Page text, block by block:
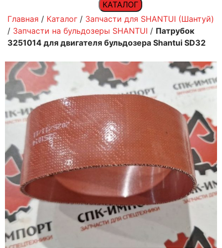
КАТАЛОГ
Главная / Каталог / Запчасти для SHANTUI (Шантуй)
/ Запчасти на бульдозеры SHANTUI / Патрубок
3251014 для двигателя бульдозера Shantui SD32